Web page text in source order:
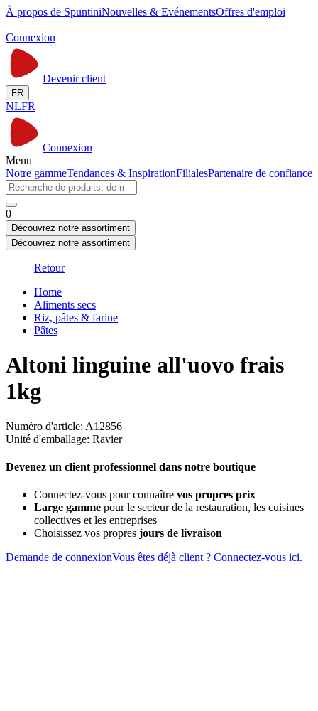
À propos de SpuntiniNouvelles & EvénementsOffres d'emploi
Connexion
Devenir client
FR
NLFR
Connexion
Menu
Notre gammeTendances & InspirationFilialesPartenaire de confiance
0
Découvrez notre assortiment
Découvrez notre assortiment
Retour
Home
Aliments secs
Riz, pâtes & farine
Pâtes
Altoni linguine all'uovo frais
1kg
Numéro d'article: A12856
Unité d'emballage: Ravier
Devenez un client professionnel dans notre boutique
Connectez-vous pour connaître vos propres prix
Large gamme pour le secteur de la restauration, les cuisines
collectives et les entreprises
Choisissez vos propres jours de livraison
Demande de connexionVous êtes déjà client ? Connectez-vous ici.